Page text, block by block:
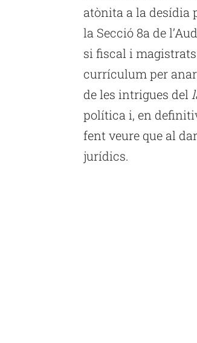
atònita a la desídia
la Secció 8a de
si fiscal i
currículum per
de les intrigues del
política i, en
fent veure que al
jurídics.